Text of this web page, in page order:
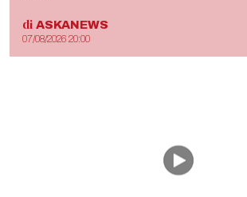
di ASKANEWS
07/08/2026 20:00